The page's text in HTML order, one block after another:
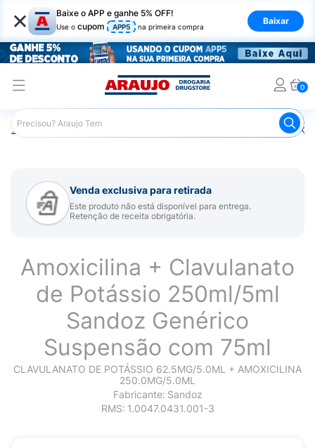
× Baixe o APP e ganhe 5% OFF!
Use o cupom APP5 na primeira compra
Baixar
0
Araujo Medicamentos Remédios para Alergias e
Venda exclusiva para retirada
Este produto não está disponível para entrega.
Retenção de receita obrigatória.
Amoxicilina + Clavulanato
de Potássio 250ml/5ml
Sandoz Genérico
Suspensão com 75ml
CLAVULANATO DE POTÁSSIO 62.5MG/5.0ML + AMOXICILINA
250.0MG/5.0ML
Fabricante: Sandoz
RMS: 1.0047.0431.001-3